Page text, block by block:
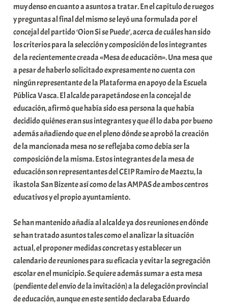
E
r
r
i
o
x
a
K
o
m
u
n
i
t
a
t
a
muy denso en cuanto a asuntos a tratar. En el capítulo de ruegos
y preguntas al final del mismo se leyó una formulada por el
concejal del partido ‘Oion Si se Puede’, acerca de cuáles han sido
los criterios para la selección y composición de los integrantes
de la recientemente creada «Mesa de educación». Una mesa que
a pesar de haberlo solicitado expresamente no cuenta con
ningún representante de la Plataforma en apoyo de la Escuela
Pública Vasca. El alcalde parapetándose en la concejal de
educación, afirmó que había sido esa persona la que había
decidido quiénes eran sus integrantes y que él lo daba por bueno
además añadiendo que en el pleno dónde se aprobó la creación
de la mancionada mesa no se reflejaba como debía ser la
composición de la misma. Estos integrantes de la mesa de
educación son representantes del CEIP Ramiro de Maeztu, la
ikastola San Bizente así como de las AMPAS de ambos centros
educativos y el propio ayuntamiento.
Se han mantenido añadía al alcalde ya dos reuniones en dónde
se han tratado asuntos tales como el analizar la situación
actual, el proponer medidas concretas y establecer un
calendario de reuniones para su eficacia y evitar la segregación
escolar en el municipio. Se quiere además sumar a esta mesa
(pendiente del envío de la invitación) a la delegación provincial
de educación, aunque en este sentido declaraba Eduardo